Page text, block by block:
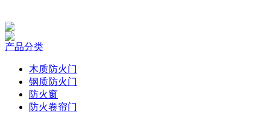
产品分类
木质防火门
钢质防火门
防火窗
防火卷帘门